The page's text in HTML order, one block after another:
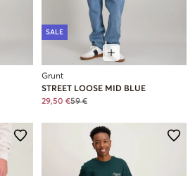
SALE
Grunt
STREET LOOSE MID BLUE
29,50 €59 €